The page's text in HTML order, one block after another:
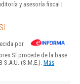
y asesoría fiscal |
por
Sl procede de la base
S.A.U. (S.M.E.). Más